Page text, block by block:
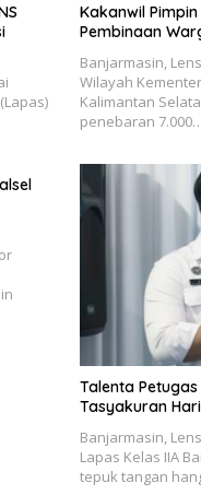
Kakanwil
Pembinaan
Banjarmasin,
Wilayah
Kalimantan
penebaran
Talenta
Tasyakuran
Banjarmasin,
Lapas Kelas IIA
tepuk tangan